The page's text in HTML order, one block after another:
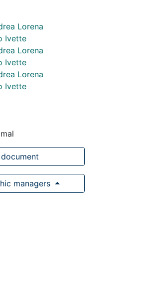
Lorena
Ivette
Lorena
Ivette
Lorena
Ivette
managers